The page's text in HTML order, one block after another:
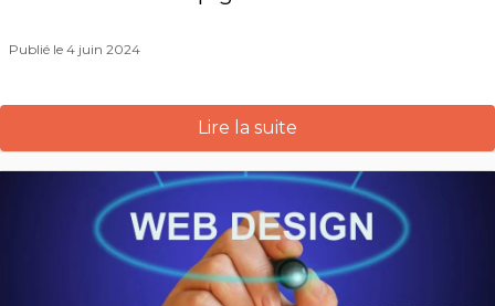
Publié le 4 juin 2024
Lire la suite